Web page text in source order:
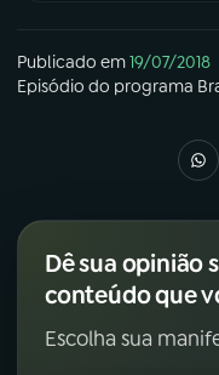
Publicado em19/07/2018
Episódio do programa
Dê sua opinião
conteúdo que
Escolha sua